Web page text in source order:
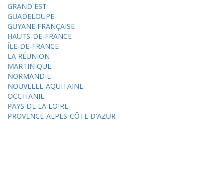
GRAND EST
GUADELOUPE
GUYANE FRANÇAISE
HAUTS-DE-FRANCE
ÎLE-DE-FRANCE
LA RÉUNION
MARTINIQUE
NORMANDIE
NOUVELLE-AQUITAINE
OCCITANIE
PAYS DE LA LOIRE
PROVENCE-ALPES-CÔTE D'AZUR